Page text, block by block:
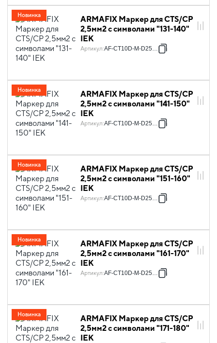
ARMAFIX Маркер для CTS/CP
2,5мм2 с символами "131-140"
IEK
Артикул:AF-CT10D-M-D25-14
Новинка
ARMAFIX Маркер для CTS/CP
2,5мм2 с символами "141-150"
IEK
Артикул:AF-CT10D-M-D25-15
Новинка
ARMAFIX Маркер для CTS/CP
2,5мм2 с символами "151-160"
IEK
Артикул:AF-CT10D-M-D25-16
Новинка
ARMAFIX Маркер для CTS/CP
2,5мм2 с символами "161-170"
IEK
Артикул:AF-CT10D-M-D25-17
Новинка
ARMAFIX Маркер для CTS/CP
2,5мм2 с символами "171-180"
IEK
Новинка